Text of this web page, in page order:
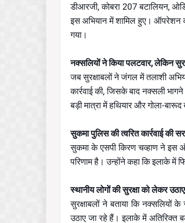
डीआरजी, कोबरा 207 बटालियन,
इस अभियान में शामिल हुए। ऑपरेशन
गया।
नक्सलियों ने किया पलटवार, लेकिन
जब सुरक्षाबलों ने जंगल में तलाशी
कार्रवाई की, जिसके बाद नक्सली
बड़ी मात्रा में हथियार और गोला-
सुकमा पुलिस की त्वरित कार्रवाई की
सुकमा के एसपी किरण चव्हाण ने इस
परिणाम है। उन्होंने कहा कि इलाके में
स्थानीय लोगों की सुरक्षा को लेकर
सुरक्षाबलों ने बताया कि नक्सलियों
उठाए जा रहे हैं। इलाके में अतिरिक्त